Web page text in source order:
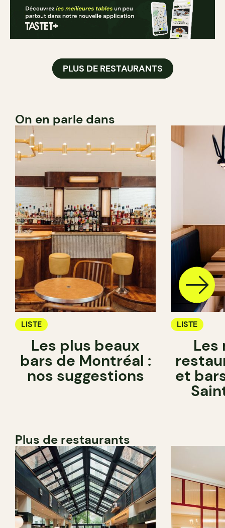
PLUS DE RESTAURANTS
On en parle dans
LISTE
Les plus beaux
bars de Montréal :
nos suggestions
LISTE
Les
et
Plus de restaurants